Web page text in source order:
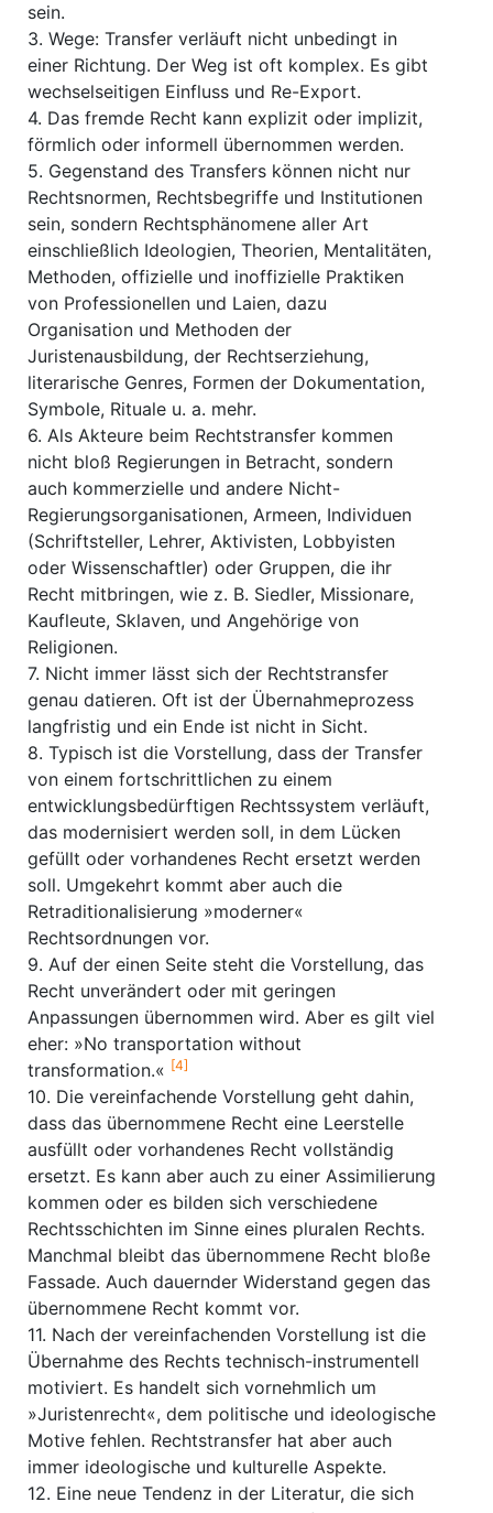
sein.
3. Wege: Transfer verläuft nicht unbedingt in
einer Richtung. Der Weg ist oft komplex. Es gibt
wechselseitigen Einfluss und Re-Export.
4. Das fremde Recht kann explizit oder implizit,
förmlich oder informell übernommen werden.
5. Gegenstand des Transfers können nicht nur
Rechtsnormen, Rechtsbegriffe und Institutionen
sein, sondern Rechtsphänomene aller Art
einschließlich Ideologien, Theorien, Mentalitäten,
Methoden, offizielle und inoffizielle Praktiken
von Professionellen und Laien, dazu
Organisation und Methoden der
Juristenausbildung, der Rechtserziehung,
literarische Genres, Formen der Dokumentation,
Symbole, Rituale u. a. mehr.
6. Als Akteure beim Rechtstransfer kommen
nicht bloß Regierungen in Betracht, sondern
auch kommerzielle und andere Nicht-
Regierungsorganisationen, Armeen, Individuen
(Schriftsteller, Lehrer, Aktivisten, Lobbyisten
oder Wissenschaftler) oder Gruppen, die ihr
Recht mitbringen, wie z. B. Siedler, Missionare,
Kaufleute, Sklaven, und Angehörige von
Religionen.
7. Nicht immer lässt sich der Rechtstransfer
genau datieren. Oft ist der Übernahmeprozess
langfristig und ein Ende ist nicht in Sicht.
8. Typisch ist die Vorstellung, dass der Transfer
von einem fortschrittlichen zu einem
entwicklungsbedürftigen Rechtssystem verläuft,
das modernisiert werden soll, in dem Lücken
gefüllt oder vorhandenes Recht ersetzt werden
soll. Umgekehrt kommt aber auch die
Retraditionalisierung »moderner«
Rechtsordnungen vor.
9. Auf der einen Seite steht die Vorstellung, das
Recht unverändert oder mit geringen
Anpassungen übernommen wird. Aber es gilt viel
eher: »No transportation without
transformation.« [4]
10. Die vereinfachende Vorstellung geht dahin,
dass das übernommene Recht eine Leerstelle
ausfüllt oder vorhandenes Recht vollständig
ersetzt. Es kann aber auch zu einer Assimilierung
kommen oder es bilden sich verschiedene
Rechtsschichten im Sinne eines pluralen Rechts.
Manchmal bleibt das übernommene Recht bloße
Fassade. Auch dauernder Widerstand gegen das
übernommene Recht kommt vor.
11. Nach der vereinfachenden Vorstellung ist die
Übernahme des Rechts technisch-instrumentell
motiviert. Es handelt sich vornehmlich um
»Juristenrecht«, dem politische und ideologische
Motive fehlen. Rechtstransfer hat aber auch
immer ideologische und kulturelle Aspekte.
12. Eine neue Tendenz in der Literatur, die sich